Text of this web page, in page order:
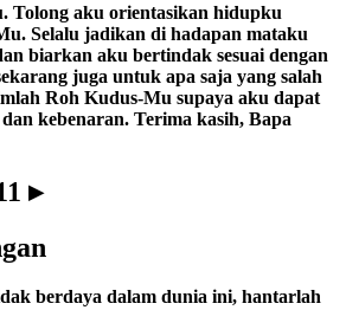
Tolong aku orientasikan hidupku
Selalu jadikan di hadapan mataku
biarkan aku bertindak sesuai dengan
juga untuk apa saja yang salah
Roh Kudus-Mu supaya aku dapat
kebenaran. Terima kasih, Bapa
▸
berdaya dalam dunia ini, hantarlah